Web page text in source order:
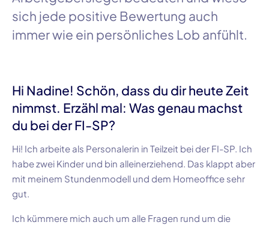
sich jede positive Bewertung auch
immer wie ein persönliches Lob anfühlt.
Hi Nadine! Schön, dass du dir heute Zeit
nimmst. Erzähl mal: Was genau machst
du bei derFI-SP?
Hi! Ich arbeite als Personalerin in Teilzeit bei der FI-SP. Ich
habe zwei Kinder und bin alleinerziehend. Das klappt aber
mit meinem Stundenmodell und dem Homeoffice sehr
gut.
Ich kümmere mich auch um alle Fragen rund um die